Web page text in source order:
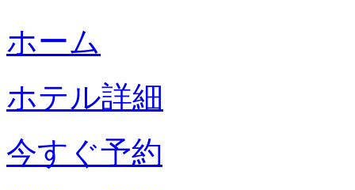
ホーム
ホテル詳細
今すぐ予約